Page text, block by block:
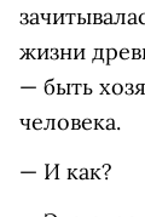
жизни
— быть
человека.
— И как?